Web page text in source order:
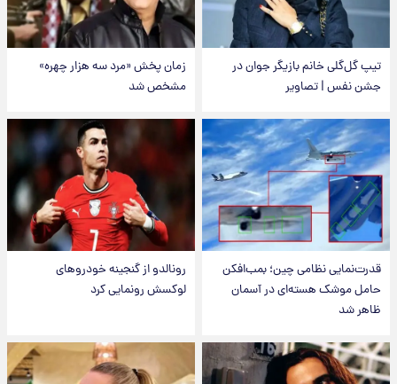
تیپ گل‌گلی خانم بازیگر جوان در
جشن نفس | تصاویر
زمان پخش «مرد سه هزار چهره»
مشخص شد
قدرت‌نمایی نظامی چین؛ بمب‌افکن
حامل موشک هسته‌ای در آسمان
ظاهر شد
رونالدو از گنجینه خودروهای
لوکسش رونمایی کرد